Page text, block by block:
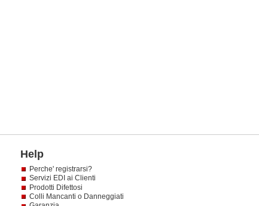
Help
Perche' registrarsi?
Servizi EDI ai Clienti
Prodotti Difettosi
Colli Mancanti o Danneggiati